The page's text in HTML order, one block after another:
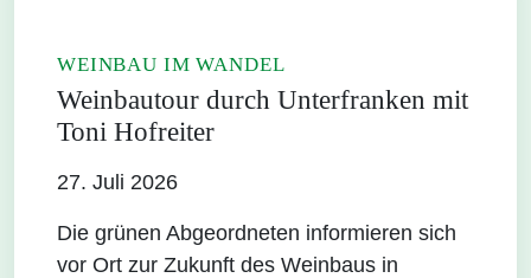
WEINBAU IM WANDEL
Weinbautour durch Unterfranken mit
Toni Hofreiter
27. Juli 2026
Die grünen Abgeordneten informieren sich
vor Ort zur Zukunft des Weinbaus in